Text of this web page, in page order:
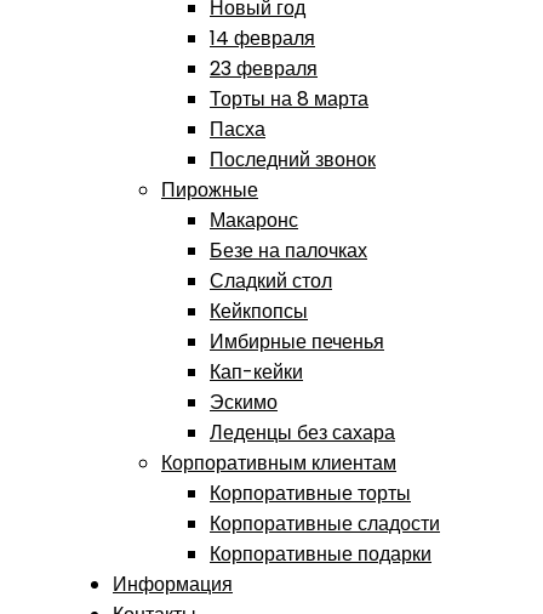
Новый год
14 февраля
23 февраля
Торты на 8 марта
Пасха
Последний звонок
Пирожные
Макаронс
Безе на палочках
Сладкий стол
Кейкпопсы
Имбирные печенья
Кап-кейки
Эскимо
Леденцы без сахара
Корпоративным клиентам
Корпоративные торты
Корпоративные сладости
Корпоративные подарки
Информация